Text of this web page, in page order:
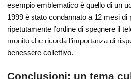
esempio emblematico è quello di un
1999 è stato condannato a 12 mesi di
ripetutamente l’ordine di spegnere il
monito che ricorda l’importanza di
benessere collettivo.
Conclusioni: un tema